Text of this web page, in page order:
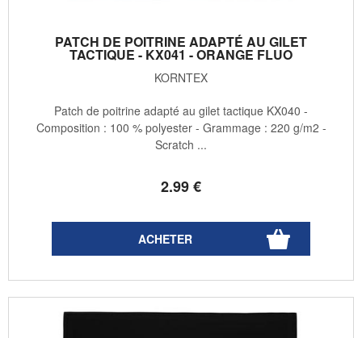
PATCH DE POITRINE ADAPTÉ AU GILET
TACTIQUE - KX041 - ORANGE FLUO
KORNTEX
2.99€
Patch de poitrine adapté au gilet tactique KX040 -
Composition : 100 % polyester - Grammage : 220 g/m2 -
Scratch ...